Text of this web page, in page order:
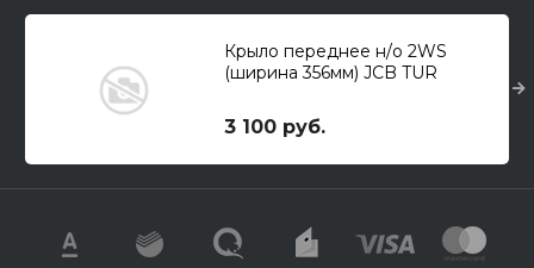
Крыло переднее н/о 2WS
(ширина 356мм) JCB TUR
3 100 руб.